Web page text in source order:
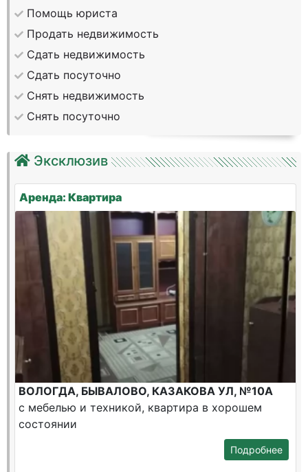
Помощь юриста
Продать недвижимость
Сдать недвижимость
Сдать посуточно
Снять недвижимость
Снять посуточно
Эксклюзив
Аренда: Квартира
ВОЛОГДА, БЫВАЛОВО, КАЗАКОВА УЛ, №10А
с мебелью и техникой, квартира в хорошем
состоянии
Подробнее